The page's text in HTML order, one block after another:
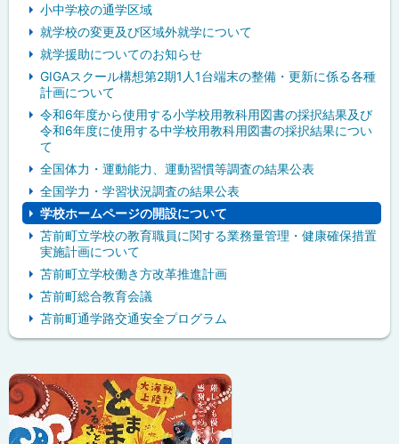
小中学校の通学区域
就学校の変更及び区域外就学について
就学援助についてのお知らせ
GIGAスクール構想第2期1人1台端末の整備・更新に係る各種
計画について
令和6年度から使用する小学校用教科用図書の採択結果及び
令和6年度に使用する中学校用教科用図書の採択結果につい
て
全国体力・運動能力、運動習慣等調査の結果公表
全国学力・学習状況調査の結果公表
学校ホームページの開設について
苫前町立学校の教育職員に関する業務量管理・健康確保措置
実施計画について
苫前町立学校働き方改革推進計画
苫前町総合教育会議
苫前町通学路交通安全プログラム
ッ
ク